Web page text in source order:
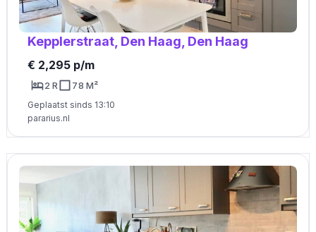
Kepplerstraat, Den Haag, Den Haag
€ 2,295 p/m
2 R 78 M²
Geplaatst sinds 13:10
pararius.nl